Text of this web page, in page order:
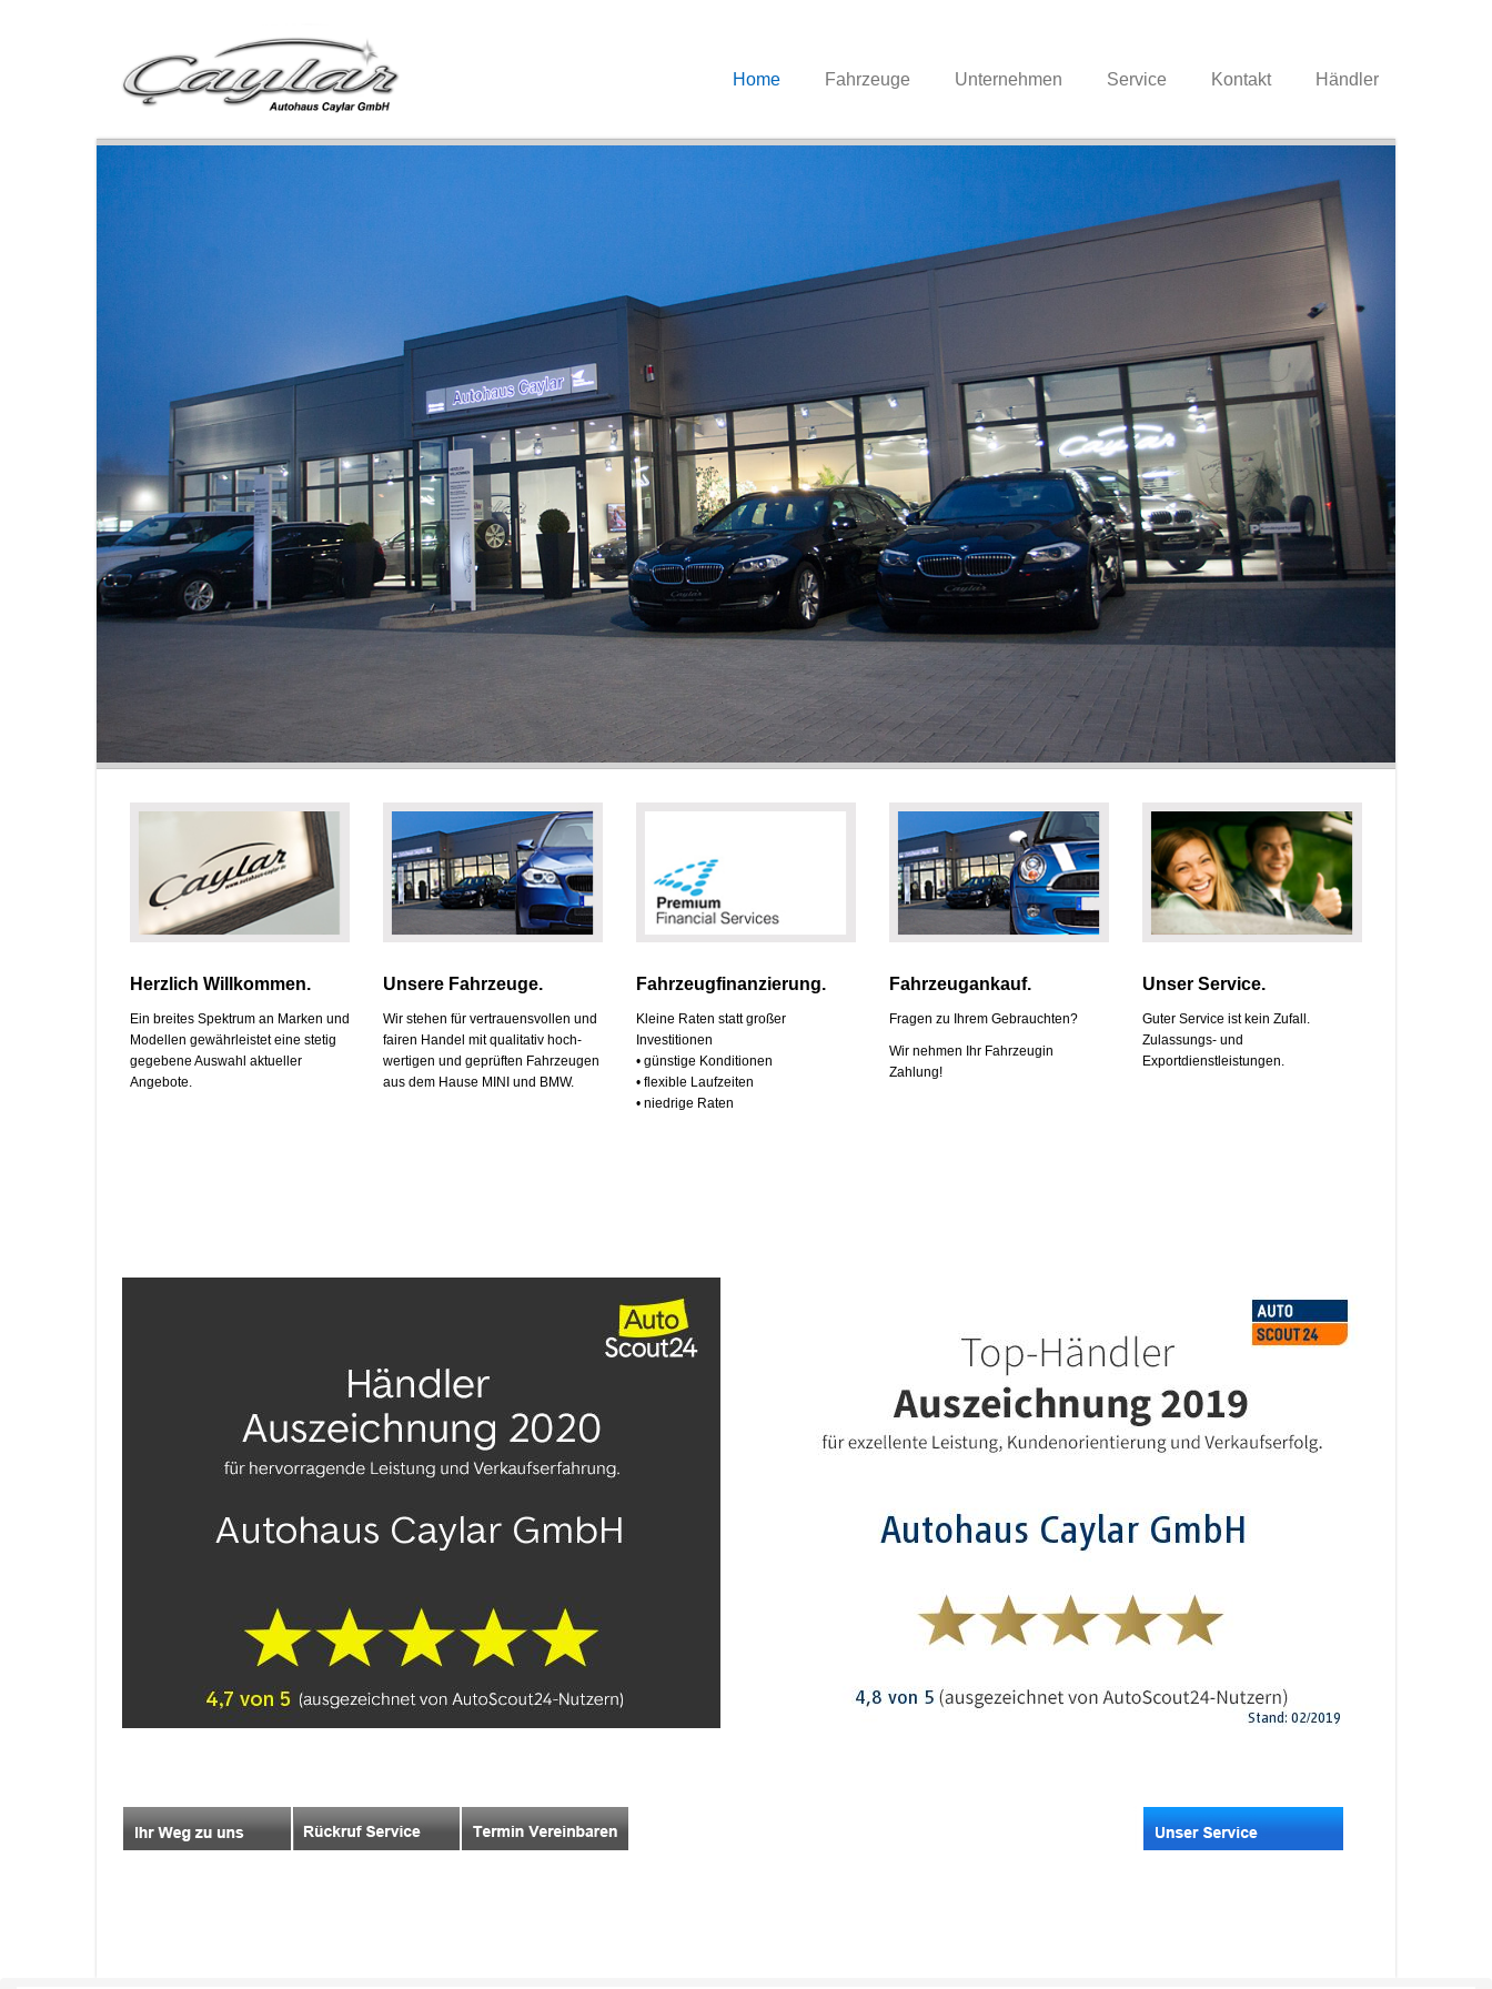
Home Fahrzeuge Unternehmen Service Kontakt Händler
Herzlich Willkommen.
Ein breites Spektrum an Marken und
Modellen gewährleistet eine stetig
gegebene Auswahl aktueller
Angebote.
Unsere Fahrzeuge.
Wir stehen für ver­trauens­vollen und
fairen Handel mit qualitativ hoch­
wer­ti­gen und ge­prüf­ten Fahr­zeu­gen
aus dem Hause MINI und BMW.
Fahrzeugfinanzierung.
Kleine Raten statt großer
Investitionen
• günstige Konditionen
• flexible Laufzeiten
• niedrige Raten
Fahrzeugankauf.
Fragen zu Ihrem Gebrauchten?
Wir nehmen Ihr Fahrzeugin
Zahlung!
Unser Service.
Guter Service ist kein Zufall.
Zulassungs- und
Exportdienstleistungen.